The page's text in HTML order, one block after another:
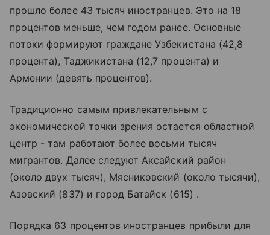
прошло более 43 тысяч иностранцев. Это на 18
процентов меньше, чем годом ранее. Основные
потоки формируют граждане Узбекистана (42,8
процента), Таджикистана (12,7 процента) и
Армении (девять процентов).
Традиционно самым привлекательным с
экономической точки зрения остается областной
центр - там работают более восьми тысяч
мигрантов. Далее следуют Аксайский район
(около двух тысяч), Мясниковский (около тысячи),
Азовский (837) и город Батайск (615) .
Порядка 63 процентов иностранцев прибыли для